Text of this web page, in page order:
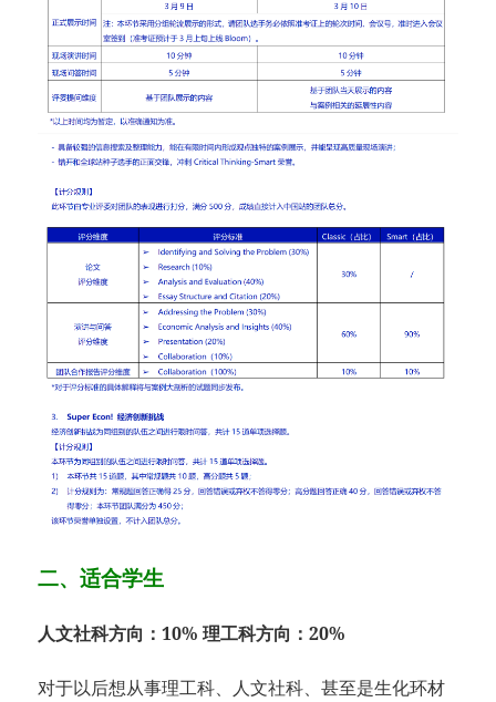
二、适合学生
人文社科方向：10% 理工科方向：20%
对于以后想从事理工科、人文社科、甚至是生化环材